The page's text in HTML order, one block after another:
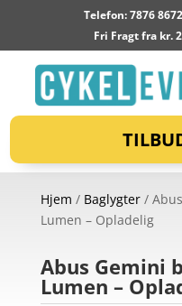
Telefon: 7876
Fri Fragt fra kr.
Hjem / Baglygter/
Lumen – Opladelig
Abus Gemini
Lumen –